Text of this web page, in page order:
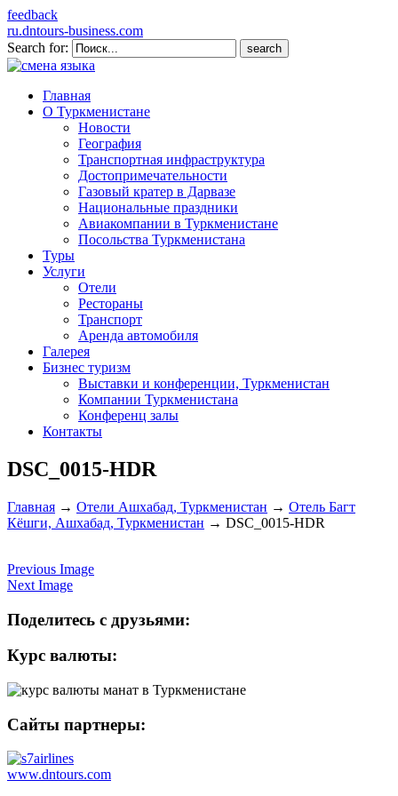
feedback
ru.dntours-business.com
Search for:
Главная
О Туркменистане
Новости
География
Транспортная инфраструктура
Достопримечательности
Газовый кратер в Дарвазе
Национальные праздники
Авиакомпании в Туркменистане
Посольства Туркменистана
Туры
Услуги
Отели
Рестораны
Транспорт
Аренда автомобиля
Галерея
Бизнес туризм
Выставки и конференции, Туркменистан
Компании Туркменистана
Конференц залы
Контакты
DSC_0015-HDR
Главная → Отели Ашхабад, Туркменистан → Отель Багт
Кёшги, Ашхабад, Туркменистан → DSC_0015-HDR
Previous Image
Next Image
Поделитесь с друзьями:
Курс валюты:
Сайты партнеры:
www.dntours.com